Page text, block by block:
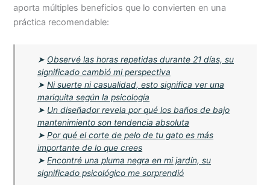
aporta múltiples beneficios que lo convierten en una
práctica recomendable:
➤ Observé las horas repetidas durante 21 días, su
significado cambió mi perspectiva
➤Ni suerte ni casualidad, esto significa ver una
mariquita según la psicología
➤ Un diseñador revela por qué los baños de bajo
mantenimiento son tendencia absoluta
➤Por qué el corte de pelo de tu gato es más
importante de lo que crees
➤Encontré una pluma negra en mi jardín, su
significado psicológico me sorprendió